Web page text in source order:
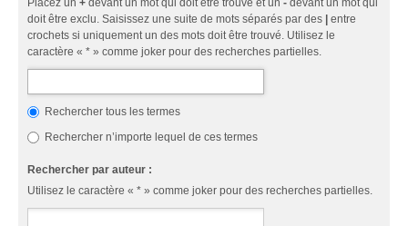
Placez un + devant un mot qui doit être trouvé et un - devant un mot qui
doit être exclu. Saisissez une suite de mots séparés par des
entre
crochets si uniquement un des mots doit être trouvé. Utilisez le
caractère « * » comme joker pour des recherches partielles.
Rechercher tous les termes
Rechercher n’importe lequel de ces termes
Rechercher par auteur :
Utilisez le caractère « * » comme joker pour des recherches partielles.